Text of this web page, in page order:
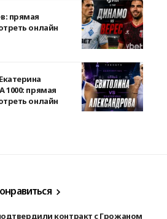
прямая
онлайн
1000: прямая
онлайн
контракт с Грожаном